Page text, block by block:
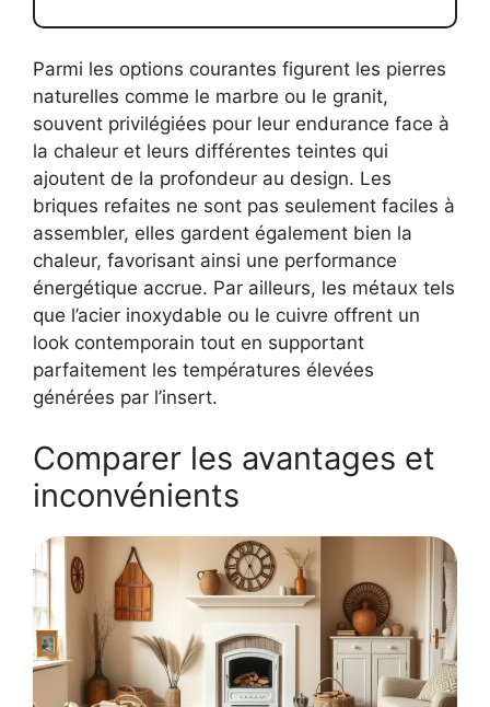
Parmi les options courantes figurent les pierres
naturelles comme le marbre ou le granit,
souvent privilégiées pour leur endurance face à
la chaleur et leurs différentes teintes qui
ajoutent de la profondeur au design. Les
briques refaites ne sont pas seulement faciles à
assembler, elles gardent également bien la
chaleur, favorisant ainsi une performance
énergétique accrue. Par ailleurs, les métaux tels
que l’acier inoxydable ou le cuivre offrent un
look contemporain tout en supportant
parfaitement les températures élevées
générées par l’insert.
Comparer les avantages et
inconvénients